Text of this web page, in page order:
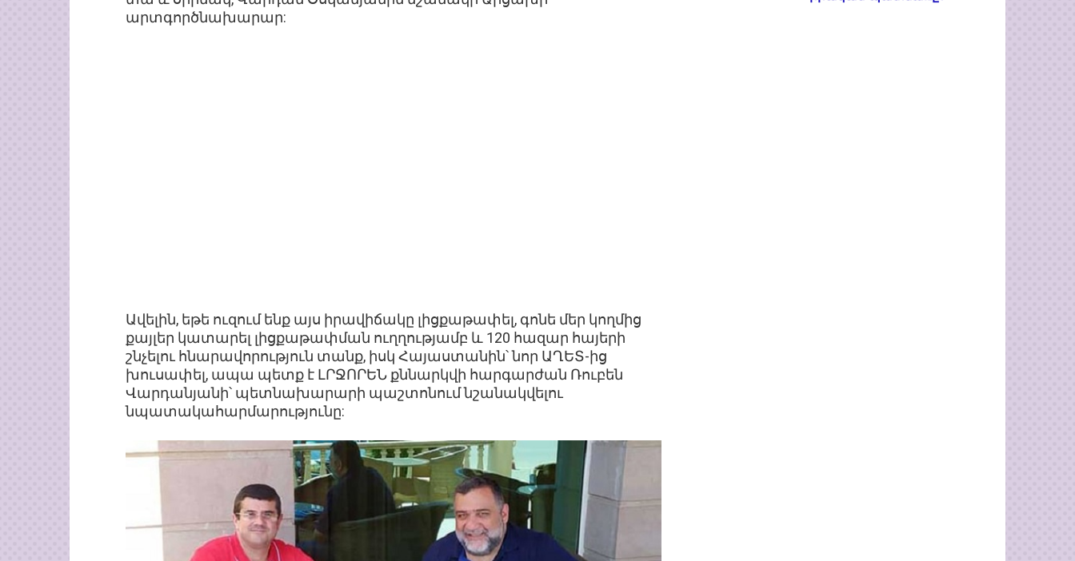
արտգործնախարար:
Ավելին, եթե ուզում ենք այս իրավիճակը լիցքաթափել, գոնե մեր կողմից
քայլեր կատարել լիցքաթափման ուղղությամբ և 120 հազար հայերի
շնչելու հնարավորություն տանք, իսկ Հայաստանին՝ նոր ԱՂԵՏ-ից
խուսափել, ապա պետք է ԼՐՋՈՐԵՆ քննարկվի հարգարժան Ռուբեն
Վարդանյանի՝ պետնախարարի պաշտոնում նշանակվելու
նպատակահարմարությունը: